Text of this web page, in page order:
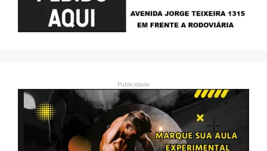
Publicidade